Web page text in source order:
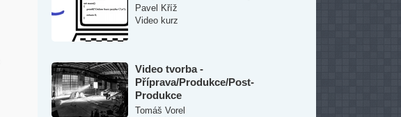
Pavel Kříž
Video kurz
Video tvorba -
Příprava/Produkce/Post-
Produkce
Tomáš Vorel